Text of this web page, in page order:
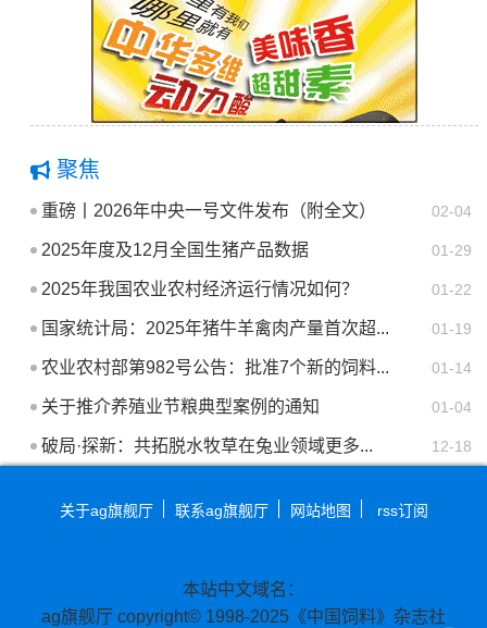
聚焦
02-04
重磅丨2026年中央一号文件发布（附全文）
01-29
2025年度及12月全国生猪产品数据
01-22
2025年我国农业农村经济运行情况如何？
01-19
国家统计局：2025年猪牛羊禽肉产量首次超...
01-14
农业农村部第982号公告：批准7个新的饲料...
01-04
关于推介养殖业节粮典型案例的通知
12-18
破局·探新：共拓脱水牧草在兔业领域更多...
关于ag旗舰厅 联系ag旗舰厅 网站地图 rss订阅
本站中文域名：
ag旗舰厅 copyright© 1998-2025《中国饲料》杂志社